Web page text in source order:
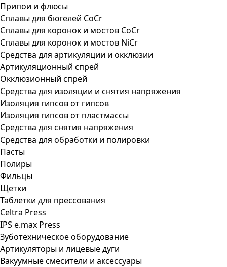
Припои и флюсы
Сплавы для бюгелей CoCr
Сплавы для коронок и мостов CoCr
Сплавы для коронок и мостов NiCr
Средства для артикуляции и окклюзии
Артикуляционный спрей
Окклюзионный спрей
Средства для изоляции и снятия напряжения
Изоляция гипсов от гипсов
Изоляция гипсов от пластмассы
Средства для снятия напряжения
Средства для обработки и полировки
Пасты
Полиры
Фильцы
Щетки
Таблетки для прессования
Celtra Press
IPS e.max Press
Зуботехническое оборудование
Артикуляторы и лицевые дуги
Вакуумные смесители и аксессуары